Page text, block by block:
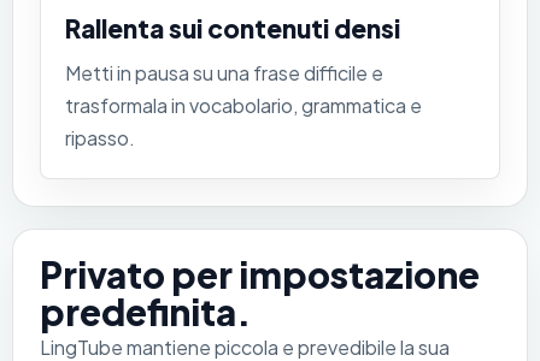
Rallenta sui contenuti densi
Metti in pausa su una frase difficile e
trasformala in vocabolario, grammatica e
ripasso.
Privato per impostazione
predefinita.
LingTube mantiene piccola e prevedibile la sua